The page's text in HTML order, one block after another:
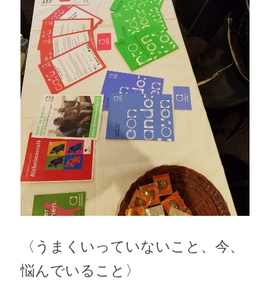
〈うまくいっていないこと、今、
悩んでいること〉